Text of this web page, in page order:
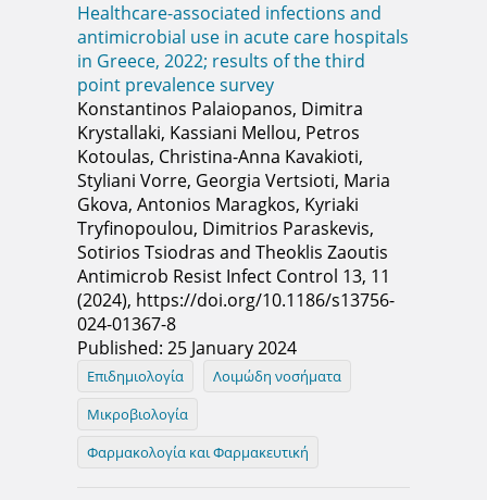
Healthcare-associated infections and
antimicrobial use in acute care hospitals
in Greece, 2022; results of the third
point prevalence survey
Konstantinos Palaiopanos, Dimitra
Krystallaki, Kassiani Mellou, Petros
Kotoulas, Christina-Anna Kavakioti,
Styliani Vorre, Georgia Vertsioti, Maria
Gkova, Antonios Maragkos, Kyriaki
Tryfinopoulou, Dimitrios Paraskevis,
Sotirios Tsiodras and Theoklis Zaoutis
Antimicrob Resist Infect Control 13, 11
(2024), https://doi.org/10.1186/s13756-
024-01367-8
Published: 25 January 2024
Επιδημιολογία
Λοιμώδη νοσήματα
Μικροβιολογία
Φαρμακολογία και Φαρμακευτική